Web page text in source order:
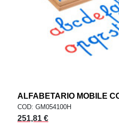
ALFABETARIO MOBILE
COD: GM054100H
251,81 €